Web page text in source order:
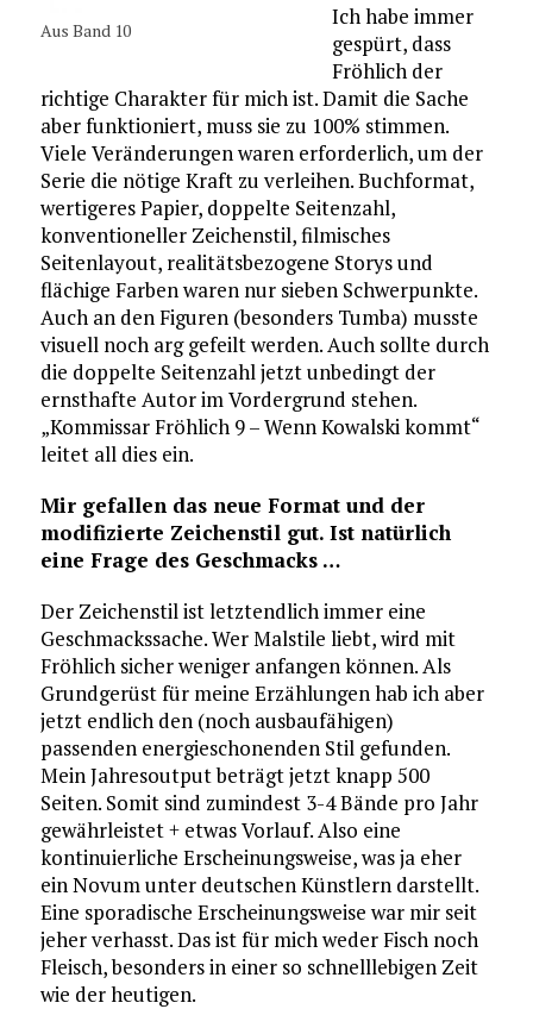
Aus Band 10
Ich habe immer
gespürt, dass
Fröhlich der
richtige Charakter für mich ist. Damit die Sache
aber funktioniert, muss sie zu 100% stimmen.
Viele Veränderungen waren erforderlich, um der
Serie die nötige Kraft zu verleihen. Buchformat,
wertigeres Papier, doppelte Seitenzahl,
konventioneller Zeichenstil, filmisches
Seitenlayout, realitätsbezogene Storys und
flächige Farben waren nur sieben Schwerpunkte.
Auch an den Figuren (besonders Tumba) musste
visuell noch arg gefeilt werden. Auch sollte durch
die doppelte Seitenzahl jetzt unbedingt der
ernsthafte Autor im Vordergrund stehen.
„Kommissar Fröhlich 9 – Wenn Kowalski kommt“
leitet all dies ein.
Mir gefallen das neue Format und der
modifizierte Zeichenstil gut. Ist natürlich
eine Frage des Geschmacks …
Der Zeichenstil ist letztendlich immer eine
Geschmackssache. Wer Malstile liebt, wird mit
Fröhlich sicher weniger anfangen können. Als
Grundgerüst für meine Erzählungen hab ich aber
jetzt endlich den (noch ausbaufähigen)
passenden energieschonenden Stil gefunden.
Mein Jahresoutput beträgt jetzt knapp 500
Seiten. Somit sind zumindest 3-4 Bände pro Jahr
gewährleistet + etwas Vorlauf. Also eine
kontinuierliche Erscheinungsweise, was ja eher
ein Novum unter deutschen Künstlern darstellt.
Eine sporadische Erscheinungsweise war mir seit
jeher verhasst. Das ist für mich weder Fisch noch
Fleisch, besonders in einer so schnelllebigen Zeit
wie der heutigen.